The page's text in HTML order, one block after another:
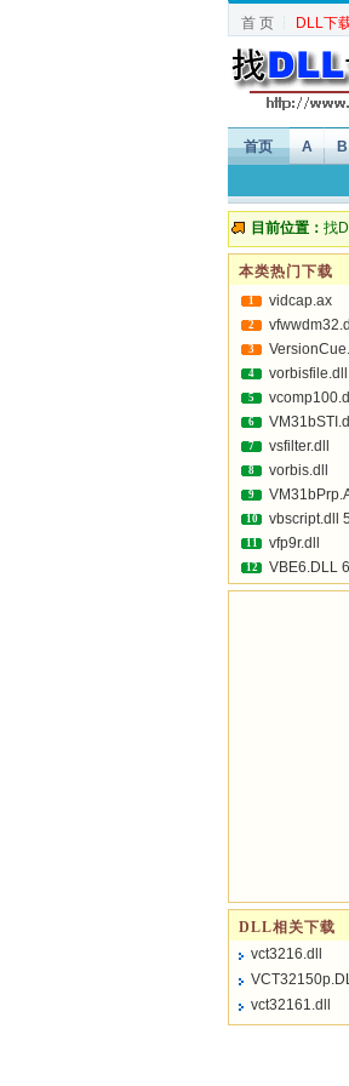
首 页┆ DLL下
首页 A B
目前位置： 找
本类热门下载
1 vidcap.ax
2 vfwwdm32.dll
3
4 vorbisfile.dll
5 vcomp100.dll
6 VM31bSTI.dll
7 vsfilter.dll
8 vorbis.dll
9
10 vbscript.dll
11 vfp9r.dll
12 VBE6.DLL
DLL相关下载
vct3216.dll
vct32161.dll